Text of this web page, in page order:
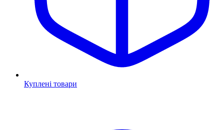
Куплені товари